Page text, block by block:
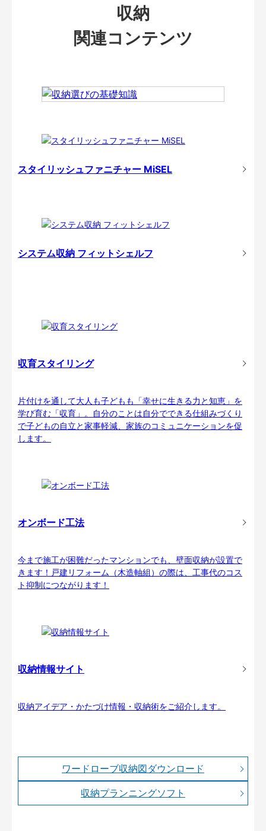
収納
関連コンテンツ
スタイリッシュファニチャー MiSEL
システム収納 フィットシェルフ
収育スタイリング
片付けを通して大人も子どもも「幸せに生きる力と知恵」を
学び育む「収育」。自分のことは自分でできる仕組みづくり
で子どもの自立と家事軽減、家族のコミュニケーションを促
します。
オンボード工法
今まで施工が困難だったマンションでも、壁面収納が設置で
きます！戸建リフォーム（木造軸組）の際は、工事代のコス
ト抑制につながります！
収納情報サイト
収納アイデア・かたづけ情報・収納術をご紹介します。
ワードローブ収納図ダウンロード
収納プランニングソフト